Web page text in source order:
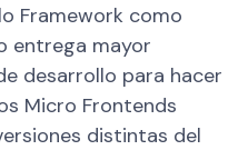
Framework como
entrega mayor
desarrollo para hacer
Micro Frontends
distintas del